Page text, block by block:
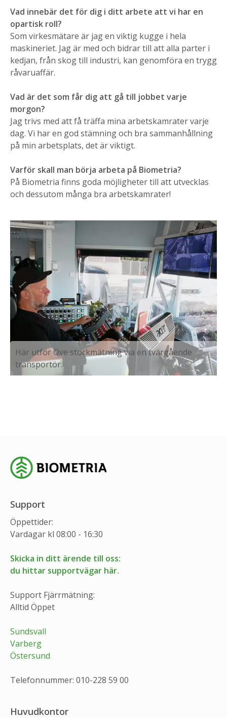
Vad innebär det för dig i ditt arbete att vi har en
opartisk roll?
Som virkesmätare är jag en viktig kugge i hela
maskineriet. Jag är med och bidrar till att alla parter i
kedjan, från skog till industri, kan genomföra en trygg
råvaruaffär.
Vad är det som får dig att gå till jobbet varje
morgon?
Jag trivs med att få träffa mina arbetskamrater varje
dag. Vi har en god stämning och bra sammanhållning
på min arbetsplats, det är viktigt.
Varför skall man börja arbeta på Biometria?
På Biometria finns goda möjligheter till att utvecklas
och dessutom många bra arbetskamrater!
Här utför Ove stockmätning via en tvärgående
transportör.
Support
Öppettider:
Vardagar kl 08:00 - 16:30
Skicka in ditt ärende till oss:
du hittar supportvägar här.
Support Fjärrmätning:
Alltid Öppet
Sundsvall
Varberg
Östersund
Telefonnummer: 010-228 59 00
Huvudkontor